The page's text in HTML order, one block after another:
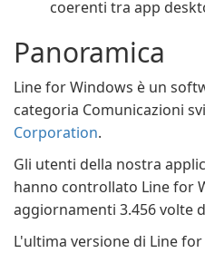
coerenti tra app
Panoramica
Line for Windows è un
categoria Comunicazioni
Corporation.
Gli utenti della nostra
hanno controllato Line for
aggiornamenti 3.456 volte
L'ultima versione di Line